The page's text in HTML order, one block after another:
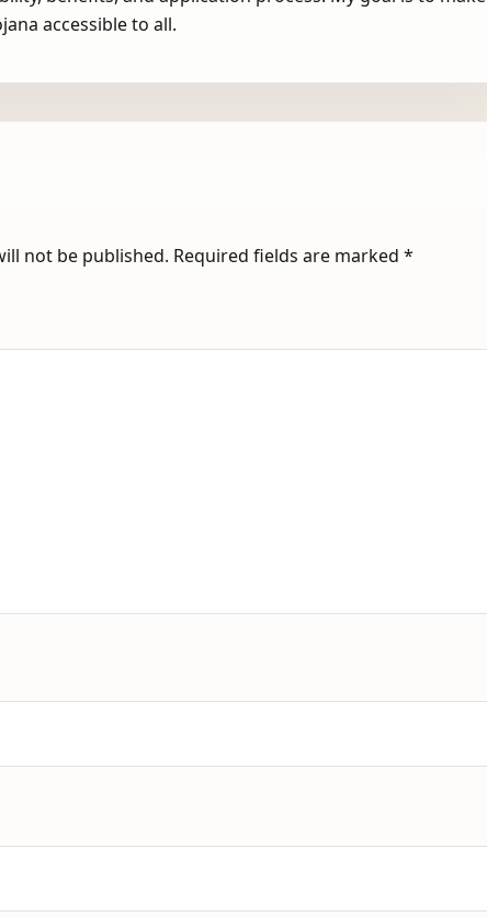
accessible to all.
not be published. Required fields are marked *